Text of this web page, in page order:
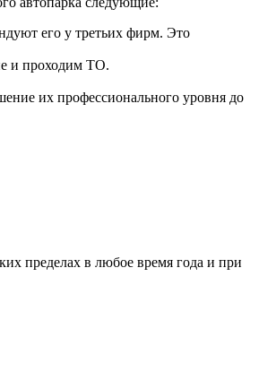
его у третьих фирм. Это
и проходим ТО.
их профессионального уровня до
пределах в любое время года и при